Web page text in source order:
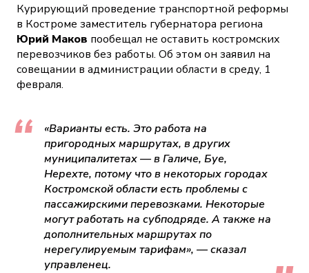
Курирующий проведение транспортной реформы
в Костроме заместитель губернатора региона
Юрий Маков пообещал не оставить костромских
перевозчиков без работы. Об этом он заявил на
совещании в администрации области в среду, 1
февраля.
«Варианты есть. Это работа на
пригородных маршрутах, в других
муниципалитетах — в Галиче, Буе,
Нерехте, потому что в некоторых городах
Костромской области есть проблемы с
пассажирскими перевозками. Некоторые
могут работать на субподряде. А также на
дополнительных маршрутах по
нерегулируемым тарифам», — сказал
управленец.